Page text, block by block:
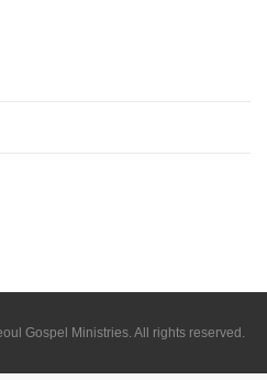
Gospel Ministries. All rights reserved.